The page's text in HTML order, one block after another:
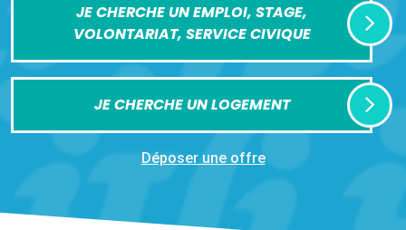
JE CHERCHE UN EMPLOI, STAGE,
VOLONTARIAT, SERVICE CIVIQUE
JE CHERCHE UN LOGEMENT
Déposer une offre